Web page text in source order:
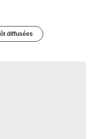
diffusées